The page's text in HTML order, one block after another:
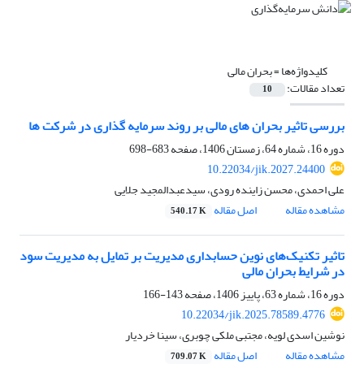
کلیدواژه‌ها =بحران مالی
تعداد مقالات: 10
بررسی تاثیر بحران های مالی بر روند سرمایه گذاری در شرکت ها
دوره 16، شماره 64، زمستان 1406، صفحه
683-698
10.22034/jik.2027.24400
علی احمدی، محسن زاینده رودی، سیدعبدالمجید جلایی
مشاهده مقاله
اصل مقاله 540.17 K
تاثیر تکنیک‌های نوین حسابداری مدیریت بر تمایل به مدیریت سود
در شرایط بحران مالی
دوره 16، شماره 63، پاییز 1406، صفحه
143-166
10.22034/jik.2025.78589.4776
نوشین اسدی لویه، مجتبی ملکی چوبری، سینا خردیار
مشاهده مقاله
اصل مقاله 709.07 K